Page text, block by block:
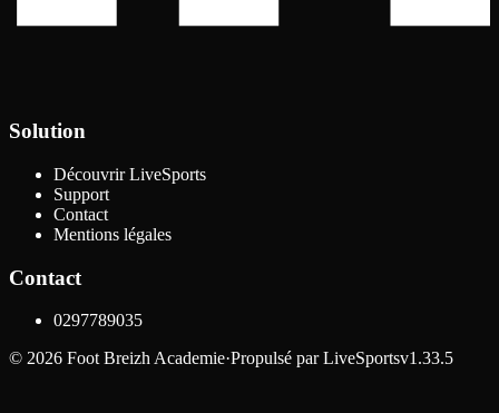
Solution
Découvrir LiveSports
Support
Contact
Mentions légales
Contact
0297789035
© 2026 Foot Breizh Academie·Propulsé par LiveSportsv1.33.5